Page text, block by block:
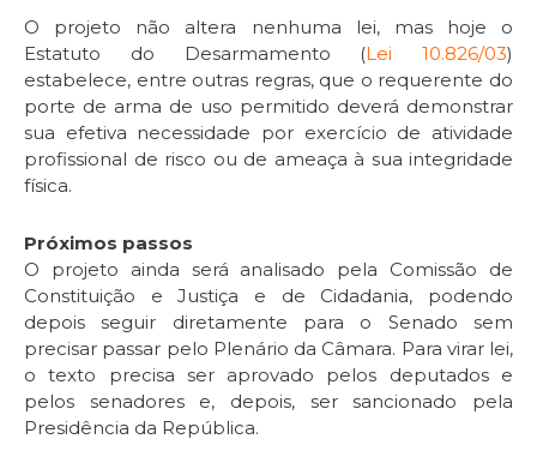
O projeto não altera nenhuma lei, mas hoje o
Estatuto do Desarmamento (Lei 10.826/03)
estabelece, entre outras regras, que o requerente do
porte de arma de uso permitido deverá demonstrar
sua efetiva necessidade por exercício de atividade
profissional de risco ou de ameaça à sua integridade
física.
Próximos passos
O projeto ainda será analisado pela Comissão de
Constituição e Justiça e de Cidadania, podendo
depois seguir diretamente para o Senado sem
precisar passar pelo Plenário da Câmara. Para virar lei,
o texto precisa ser aprovado pelos deputados e
pelos senadores e, depois, ser sancionado pela
Presidência da República.